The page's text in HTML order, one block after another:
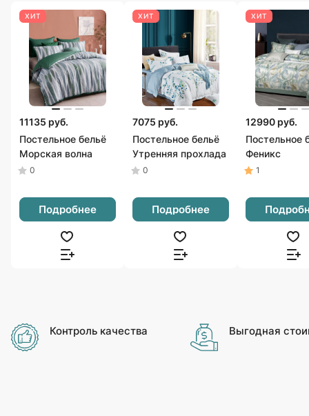
ХИТ
11135 руб.
Постельное бельё
Морская волна
0
Подробнее
ХИТ
7075 руб.
Постельное бельё
Утренняя прохлада
0
Подробнее
ХИТ
12990 руб.
Постельное
Феникс
1
Контроль качества Выгодная